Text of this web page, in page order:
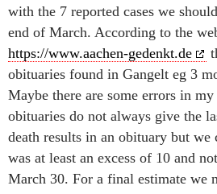
with the 7 reported cases we
end of March. According to the
https://www.aachen-gedenkt.de
obituaries found in Gangelt eg 3
Maybe there are some errors in
obituaries do not always give the
death results in an obituary but we
was at least an excess of 10 and
March 30. For a final estimate we